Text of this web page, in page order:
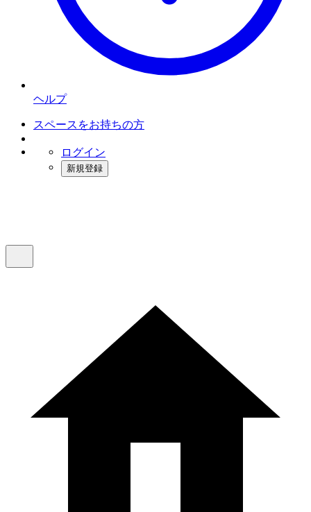
ヘルプ
スペースをお持ちの方
ログイン
新規登録